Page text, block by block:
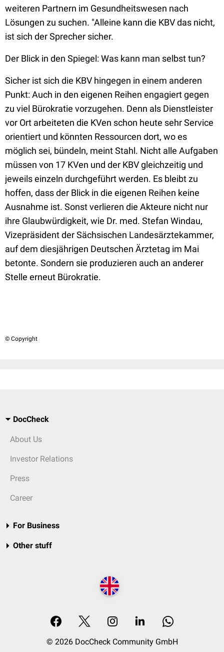
weiteren Partnern im Gesundheitswesen nach
Lösungen zu suchen. "Alleine kann die KBV das nicht,
ist sich der Sprecher sicher.
Der Blick in den Spiegel: Was kann man selbst tun?
Sicher ist sich die KBV hingegen in einem anderen
Punkt: Auch in den eigenen Reihen engagiert gegen
zu viel Bürokratie vorzugehen. Denn als Dienstleister
vor Ort arbeiteten die KVen schon heute sehr Service
orientiert und könnten Ressourcen dort, wo es
möglich sei, bündeln, meint Stahl. Nicht alle Aufgaben
müssen von 17 KVen und der KBV gleichzeitig und
jeweils einzeln durchgeführt werden. Es bleibt zu
hoffen, dass der Blick in die eigenen Reihen keine
Ausnahme ist. Sonst verlieren die Akteure nicht nur
ihre Glaubwürdigkeit, wie Dr. med. Stefan Windau,
Vizepräsident der Sächsischen Landesärztekammer,
auf dem diesjährigen Deutschen Ärztetag im Mai
betonte. Sondern sie produzieren auch an anderer
Stelle erneut Bürokratie.
© Copyright
DocCheck
About Us
Investor Relations
Press
Career
For Business
Other stuff
© 2026 DocCheck Community GmbH